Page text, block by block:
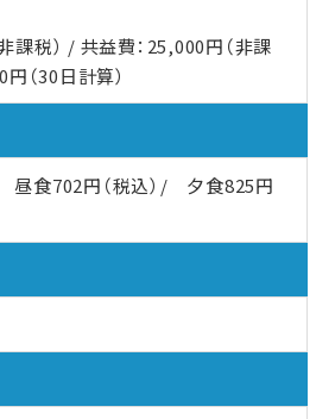
課税） / 共益費：25,000円（非課
（30日計算）
昼食702円（税込）/ 夕食825円